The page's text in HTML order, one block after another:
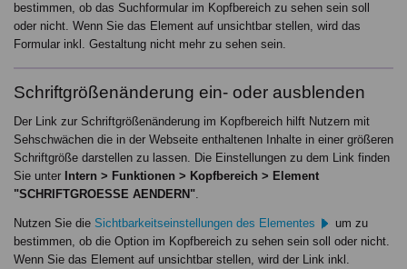
bestimmen, ob das Suchformular im Kopfbereich zu sehen sein soll
oder nicht. Wenn Sie das Element auf unsichtbar stellen, wird das
Formular inkl. Gestaltung nicht mehr zu sehen sein.
Schriftgrößenänderung ein- oder ausblenden
Der Link zur Schriftgrößenänderung im Kopfbereich hilft Nutzern mit
Sehschwächen die in der Webseite enthaltenen Inhalte in einer größeren
Schriftgröße darstellen zu lassen. Die Einstellungen zu dem Link finden
Sie unter Intern > Funktionen > Kopfbereich > Element
"SCHRIFTGROESSE AENDERN".
Nutzen Sie die Sichtbarkeitseinstellungen des Elementes
um zu
bestimmen, ob die Option im Kopfbereich zu sehen sein soll oder nicht.
Wenn Sie das Element auf unsichtbar stellen, wird der Link inkl.